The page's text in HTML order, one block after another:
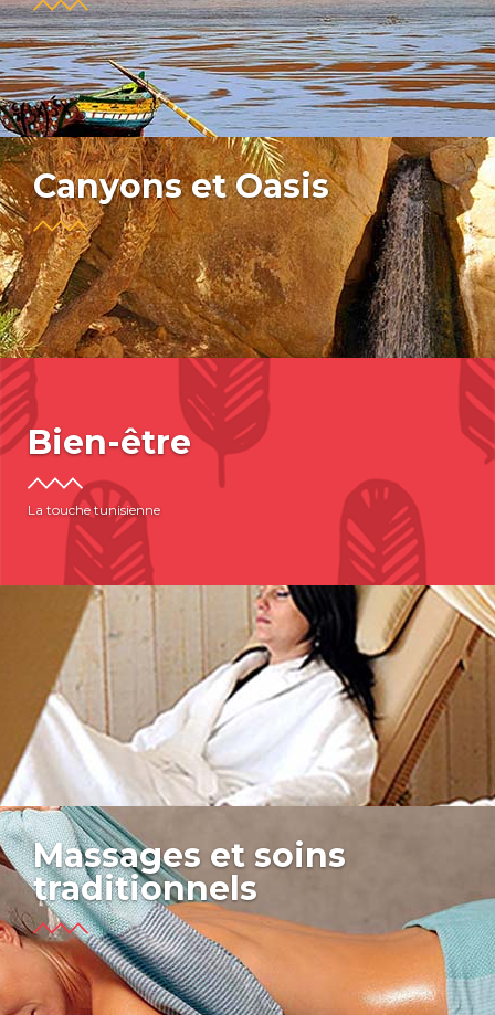
Canyons et Oasis
Bien-être
La touche tunisienne
Massages et soins
traditionnels